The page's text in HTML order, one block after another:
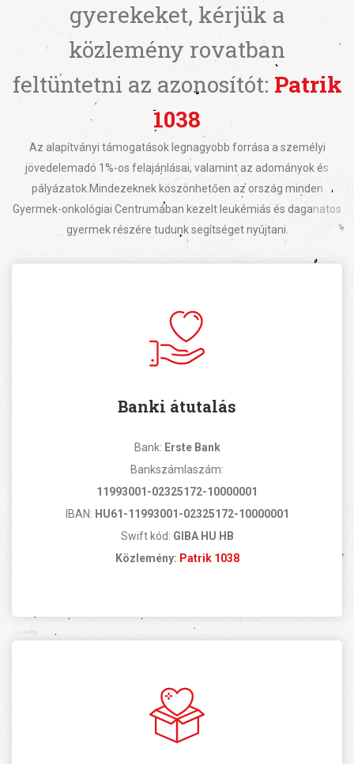
gyerekeket, kérjük a
közlemény rovatban
feltüntetni az azonosítót: Patrik
1038
Az alapítványi támogatások legnagyobb forrása a személyi
jövedelemadó 1%-os felajánlásai, valamint az adományok és
pályázatok. Mindezeknek köszönhetően az ország minden
Gyermek-onkológiai Centrumában kezelt leukémiás és daganatos
gyermek részére tudunk segítséget nyújtani.
Banki átutalás
Bank: Erste Bank
Bankszámlaszám:
11993001-02325172-10000001
IBAN: HU61-11993001-02325172-10000001
Swift kód: GIBA HU HB
Közlemény: Patrik 1038